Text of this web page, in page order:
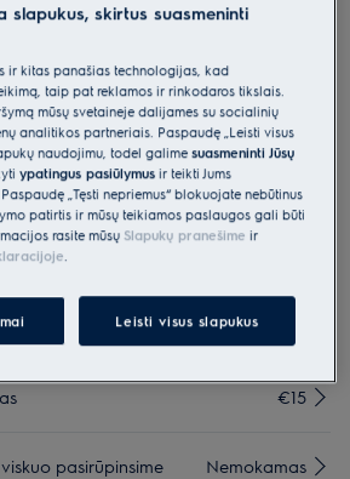
Anti-Allergy“
maišeliai - 4vnt.
– patvari ir higieniška
procesas būtų dar lengvesnis
€15
pasirūpinsime Nemokamas
slapukus, skirtus suasmeninti
ir kitas panašias technologijas, kad
taip pat reklamos ir rinkodaros tikslais.
mūsų svetainėje dalijamės su socialinių
analitikos partneriais. Paspaudę „Leisti visus
naudojimu, todėl galimesuasmeninti Jūsų
ypatingus pasiūlymus ir teikti Jums
„Tęsti nepriėmus“ blokuojate nebūtinus
patirtis ir mūsų teikiamos paslaugos gali būti
rasite mūsų Slapukų pranešime ir
.
Leisti visus slapukus